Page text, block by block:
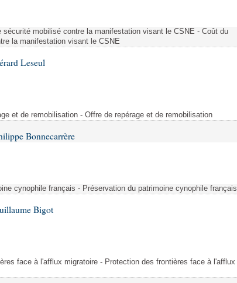
sécurité mobilisé contre la manifestation visant le CSNE - Coût du
la manifestation visant le CSNE
Leseul
et de remobilisation - Offre de repérage et de remobilisation
Bonnecarrère
cynophile français - Préservation du patrimoine cynophile français
Bigot
face à l'afflux migratoire - Protection des frontières face à l'afflux